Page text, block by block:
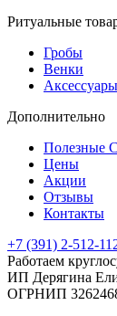
Ритуальные
Гробы
Венки
Аксессуары
Дополнительно
Полезные
Цены
Акции
Отзывы
Контакты
+7 (391) 2-512-
Работаем
ИП Дерягина
ОГРНИП